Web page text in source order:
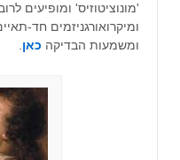
'מונוציטוזיס' ומופיעים
ומיקרואורגניזמים חד-
ומשמעות הבדיקה כאן